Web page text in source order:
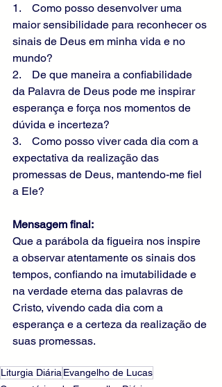
1.    Como posso desenvolver uma
maior sensibilidade para reconhecer os
sinais de Deus em minha vida e no
mundo?
2.    De que maneira a confiabilidade
da Palavra de Deus pode me inspirar
esperança e força nos momentos de
dúvida e incerteza?
3.    Como posso viver cada dia com a
expectativa da realização das
promessas de Deus, mantendo-me fiel
a Ele?
Mensagem final:
Que a parábola da figueira nos inspire
a observar atentamente os sinais dos
tempos, confiando na imutabilidade e
na verdade eterna das palavras de
Cristo, vivendo cada dia com a
esperança e a certeza da realização de
suas promessas.
Liturgia DiáriaEvangelho de Lucas